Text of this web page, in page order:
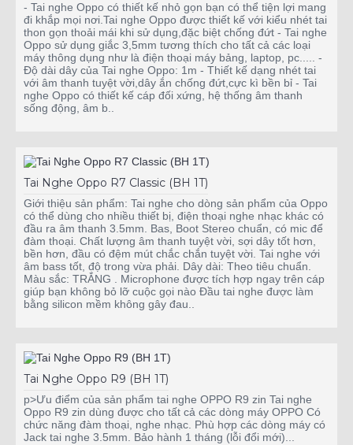
- Tai nghe Oppo có thiết kế nhỏ gọn bạn có thể tiện lợi mang
đi khắp mọi nơi.Tai nghe Oppo được thiết kế với kiểu nhét tai
thon gọn thoải mái khi sử dụng,đặc biệt chống đứt - Tai nghe
Oppo sử dụng giắc 3,5mm tương thích cho tất cả các loại
máy thông dụng như là điện thoại máy bảng, laptop, pc..... -
Độ dài dây của Tai nghe Oppo: 1m - Thiết kế dạng nhét tai
với âm thanh tuyệt vời,dây ắn chống đứt,cực kì bền bỉ - Tai
nghe Oppo có thiết kế cáp đối xứng, hệ thống âm thanh
sống động, âm b..
Tai Nghe Oppo R7 Classic (BH 1T)
Giới thiệu sản phẩm: Tai nghe cho dòng sản phẩm của Oppo
có thể dùng cho nhiều thiết bị, điện thoại nghe nhạc khác có
đầu ra âm thanh 3.5mm. Bas, Boot Stereo chuẩn, có mic để
đàm thoại. Chất lượng âm thanh tuyệt vời, sợi dây tốt hơn,
bền hơn, đầu có đệm mút chắc chắn tuyệt vời. Tai nghe với
âm bass tốt, độ trong vừa phải. Dây dài: Theo tiêu chuẩn.
Màu sắc: TRẮNG . Microphone được tích hợp ngay trên cáp
giúp bạn không bỏ lỡ cuộc gọi nào Đầu tai nghe được làm
bằng silicon mềm không gây đau..
Tai Nghe Oppo R9 (BH 1T)
p>Ưu điểm của sản phẩm tai nghe OPPO R9 zin Tai nghe
Oppo R9 zin dùng được cho tất cả các dòng máy OPPO Có
chức năng đàm thoại, nghe nhạc. Phù hợp các dòng máy có
Jack tai nghe 3.5mm. Bảo hành 1 tháng (lỗi đổi mới)...